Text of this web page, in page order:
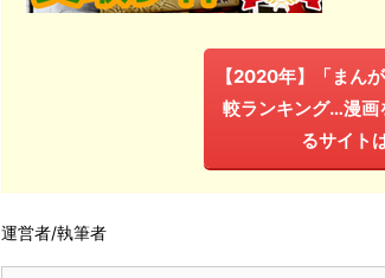
【2020年】「まん
較ランキング…漫画
るサイト
運営者/執筆者